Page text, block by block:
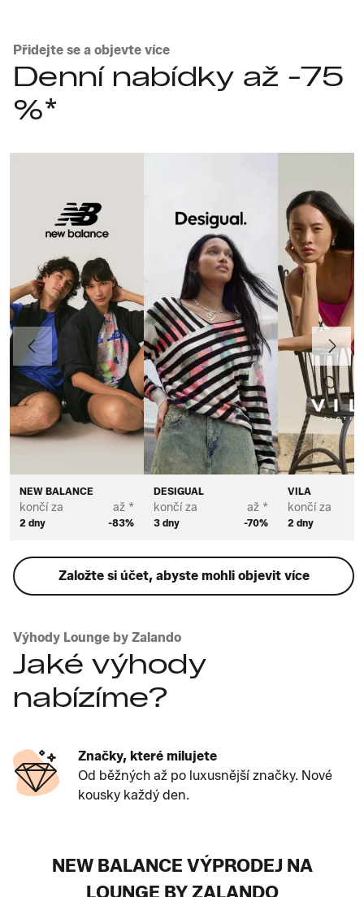
Přidejte se a objevte více
Denní nabídky až -75
%*
NEW BALANCE
končí za
2 dny
až *
-83%
DESIGUAL
končí za
3 dny
až *
-70%
VILA
končí za
2 dny
Předchozí Další
Založte si účet, abyste mohli objevit více
Výhody Lounge by Zalando
Jaké výhody
nabízíme?
Značky, které milujete
Od běžných až po luxusnější značky. Nové
kousky každý den.
NEW BALANCE VÝPRODEJ NA
LOUNGE BY ZALANDO